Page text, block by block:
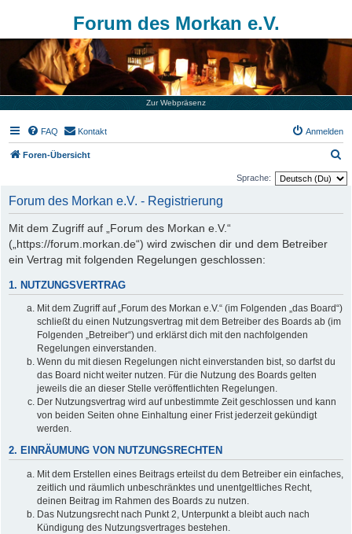
Forum des Morkan e.V.
Zur Webpräsenz
FAQ Kontakt Anmelden
Foren-Übersicht
u
Sprache:
Forum des Morkan e.V. - Registrierung
Mit dem Zugriff auf „Forum des Morkan e.V.“
(„https://forum.morkan.de“) wird zwischen dir und dem Betreiber
ein Vertrag mit folgenden Regelungen geschlossen:
1. NUTZUNGSVERTRAG
Mit dem Zugriff auf „Forum des Morkan e.V.“ (im Folgenden „das Board“)
schließt du einen Nutzungsvertrag mit dem Betreiber des Boards ab (im
Folgenden „Betreiber“) und erklärst dich mit den nachfolgenden
Regelungen einverstanden.
Wenn du mit diesen Regelungen nicht einverstanden bist, so darfst du
das Board nicht weiter nutzen. Für die Nutzung des Boards gelten
jeweils die an dieser Stelle veröffentlichten Regelungen.
Der Nutzungsvertrag wird auf unbestimmte Zeit geschlossen und kann
von beiden Seiten ohne Einhaltung einer Frist jederzeit gekündigt
werden.
2. EINRÄUMUNG VON NUTZUNGSRECHTEN
Mit dem Erstellen eines Beitrags erteilst du dem Betreiber ein einfaches,
zeitlich und räumlich unbeschränktes und unentgeltliches Recht,
deinen Beitrag im Rahmen des Boards zu nutzen.
Das Nutzungsrecht nach Punkt 2, Unterpunkt a bleibt auch nach
Kündigung des Nutzungsvertrages bestehen.